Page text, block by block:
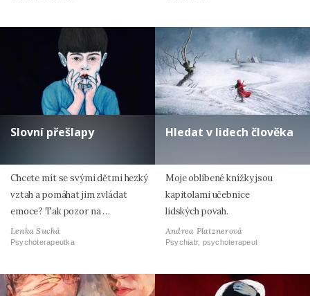
Slovní přešlapy
Chcete mít se svými dětmi hezký
vztah a pomáhat jim zvládat
emoce? Tak pozor na …
Lenka Suchá
Psychoterapeutka
Hledat v lidech člověka
Moje oblíbené knížky jsou
kapitolami učebnice
lidských povah.
Andrea Platznerová
Psychiatr, psychoterapeut